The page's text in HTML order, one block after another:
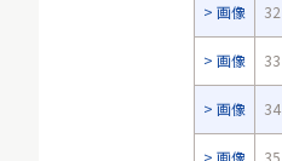
画像 32
画像 33
画像 34
画像 35